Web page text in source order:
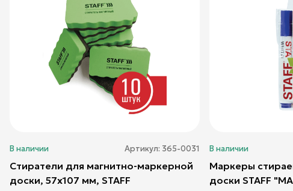
В наличии Артикул: 365-0031
Стиратели для магнитно-маркерной
доски, 57х107 мм, STAFF
В наличии
Маркеры
доски STAFF